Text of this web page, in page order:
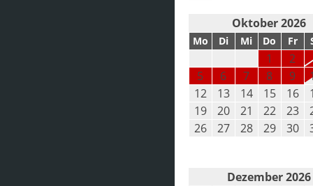
Oktober 2026
Mo Di Mi Do Fr
1 2
5
6 7 8 9
12
13 14 15 16
19
20 21 22 23
26
27 28 29 30
Dezember 2026